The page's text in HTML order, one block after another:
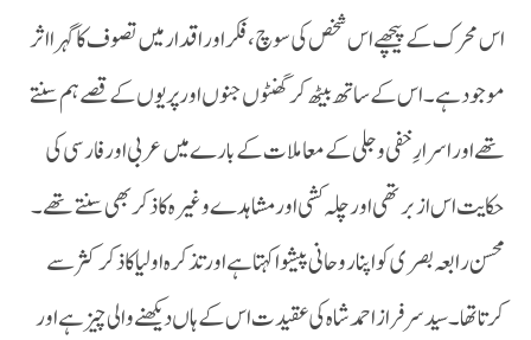
اس محرک کے پیچھے اس شخص کی سوچ،فکر اور اقدار میں تصوف کا گہرا اثر
موجود ہے۔ اس کے ساتھ بیٹھ کر گھنٹوں جنوں اور پریوں کے قصے ہم سنتے
تھے اور اسرارِ خفی وجلی کےمعاملات کے بارے میں عربی اور فارسی کی
حکایت اس ازبر تھی اور چلہ کشی اور مشاہدے وغیرہ کا ذکر بھی سنتے تھے۔
محسن رابعہ بصری کو اپنا روحانی پیشوا کہتا ہے اور تذکرہ اولیا کا ذکر کثر سے
کرتا تھا۔ سید سرفراز احمد شاہ کی عقیدت اس کے ہاں دیکھنے والی چیز ہے اور